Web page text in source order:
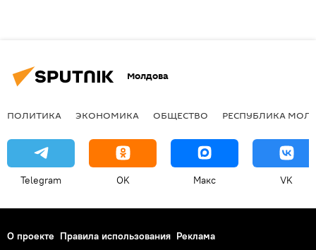
Молдова
ПОЛИТИКА ЭКОНОМИКА ОБЩЕСТВО РЕСПУБЛИКА
Telegram OK Макс VK
О проекте Правила использования Реклама